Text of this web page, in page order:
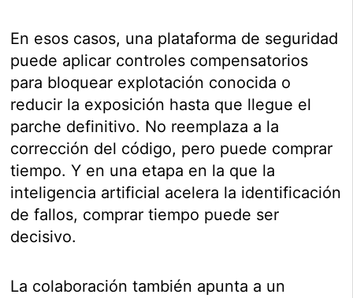
En esos casos, una plataforma de seguridad
puede aplicar controles compensatorios
para bloquear explotación conocida o
reducir la exposición hasta que llegue el
parche definitivo. No reemplaza a la
corrección del código, pero puede comprar
tiempo. Y en una etapa en la que la
inteligencia artificial acelera la identificación
de fallos, comprar tiempo puede ser
decisivo.
La colaboración también apunta a un